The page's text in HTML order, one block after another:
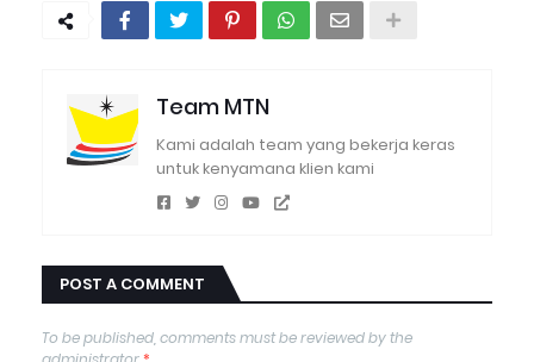
Team MTN
Kami adalah team yang bekerja keras
untuk kenyamana klien kami
POST A COMMENT
To be published, comments must be reviewed by the